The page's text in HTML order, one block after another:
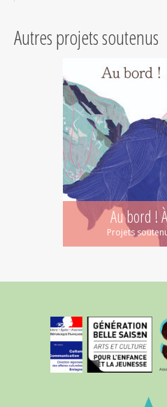
Autres projets soutenus
Au bord !
Projets